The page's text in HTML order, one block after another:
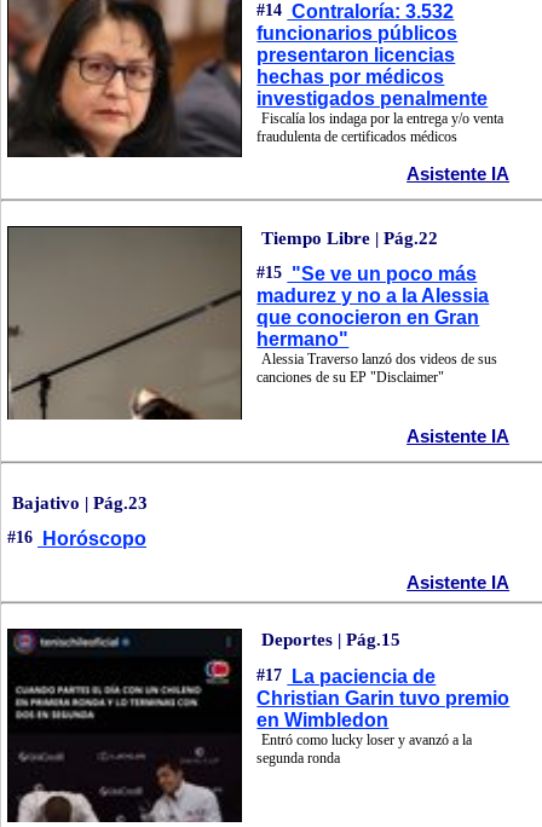
#14 Contraloría: 3.532
funcionarios públicos
presentaron licencias
hechas por médicos
investigados penalmente
Fiscalía los indaga por la entrega y/o venta
fraudulenta de certificados médicos
Asistente IA
Tiempo Libre | Pág.22
#15 "Se ve un poco más
madurez y no a la Alessia
que conocieron en Gran
hermano"
Alessia Traverso lanzó dos videos de sus
canciones de su EP "Disclaimer"
Asistente IA
Bajativo | Pág.23
#16 Horóscopo
Asistente IA
Deportes | Pág.15
#17
La paciencia de
Christian Garin tuvo premio
en Wimbledon
Entró como lucky loser y avanzó a la
segunda ronda